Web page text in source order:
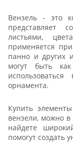
Вензель - это
представляет
листьями,
применяется
панно и других
могут быть
орнамента.
Купить
вензели, можно
найдете
помогут создать